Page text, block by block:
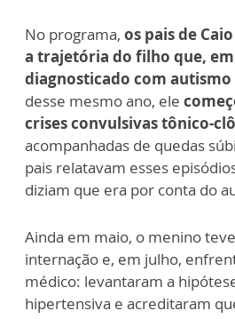
No programa, os pais de
a trajetória do filho que,
diagnosticado com autismo
desse mesmo ano, ele
crises convulsivas tônico-
acompanhadas de quedas
pais relatavam esses
diziam que era por conta do
Ainda em maio, o menino
internação e, em julho,
médico: levantaram a
hipertensiva e acreditaram